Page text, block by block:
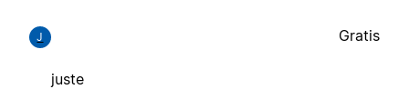
J
juste
Gratis